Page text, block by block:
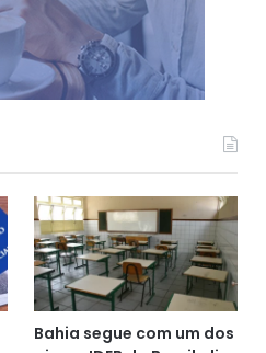
Bahia segue com um dos